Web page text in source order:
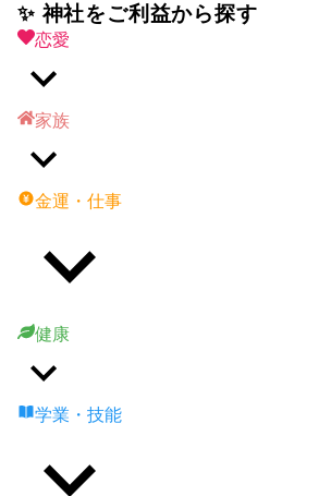
✨ 神社をご利益から探す
恋愛
家族
金運・仕事
健康
学業・技能